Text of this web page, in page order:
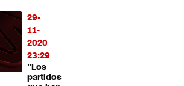
29-
11-
2020
23:29
"Los
partidos